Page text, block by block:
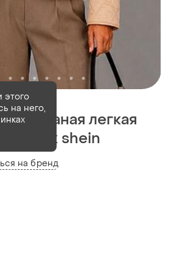
стеганая легкая
shein
этого
на него,
на бренд